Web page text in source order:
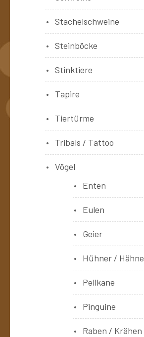
Stachelschweine
Steinböcke
Stinktiere
Tapire
Tiertürme
Tribals / Tattoo
Vögel
Enten
Eulen
Geier
Hühner / Hähne
Pelikane
Pinguine
Raben / Krähen